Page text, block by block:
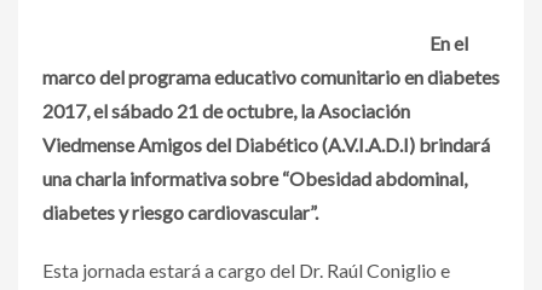
En el
marco del programa educativo comunitario en diabetes
2017, el sábado 21 de octubre, la Asociación
Viedmense Amigos del Diabético (A.V.I.A.D.I) brindará
una charla informativa sobre “Obesidad abdominal,
diabetes y riesgo cardiovascular”.
Esta jornada estará a cargo del Dr. Raúl Coniglio e